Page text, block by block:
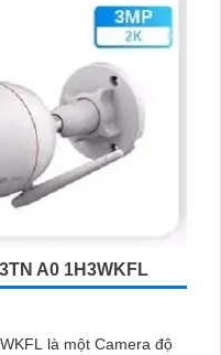
A0 1H3WKFL
là một Camera độ